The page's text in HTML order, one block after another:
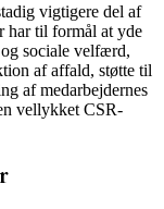
vigtigere del af
har til formål at yde
sociale velfærd,
af affald, støtte til
af medarbejdernes
vellykket CSR-